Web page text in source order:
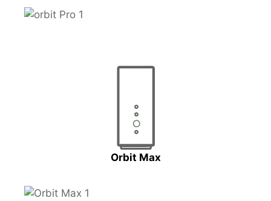
Orbit Max